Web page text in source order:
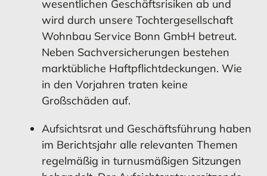
wesentlichen Geschäftsrisiken ab und
wird durch unsere Tochtergesellschaft
Wohnbau Service Bonn GmbH betreut.
Neben Sachversicherungen bestehen
marktübliche Haftpflichtdeckungen. Wie
in den Vorjahren traten keine
Großschäden auf.
Aufsichtsrat und Geschäftsführung haben
im Berichtsjahr alle relevanten Themen
regelmäßig in turnusmäßigen Sitzungen